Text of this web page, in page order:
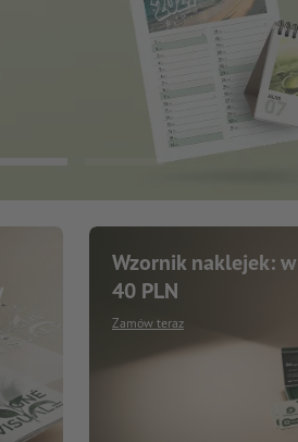
Wzornik naklejek:
40 PLN
Zamów teraz